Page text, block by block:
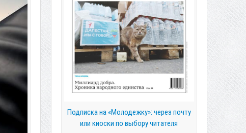
Подписка на «Молодежку»: через почту
или киоски по выбору читателя